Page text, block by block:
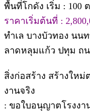
พื้นที่โกดัง เริ่ม : 100
ราคาเริ่มต้นที่ :
ทำเล บางบัวทอง นน
ลาดหลุมแก้ว ปทุม ถน
สิ่งก่อสร้าง สร้างให
งานจริง
: ขอใบอนุญาตโรงงา